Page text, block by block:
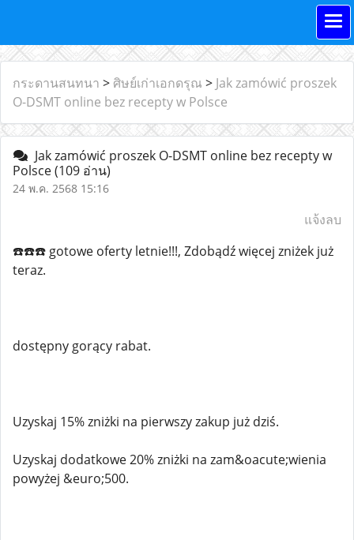
กระดานสนทนา > ศิษย์เก่าเอกดรุณ > Jak zamówić proszek
O-DSMT online bez recepty w Polsce
Jak zamówić proszek O-DSMT online bez recepty w
Polsce(109 อ่าน)
24 พ.ค. 2568 15:16
แจ้งลบ
☎️☎️☎️ gotowe oferty letnie!!!, Zdobądź więcej zniżek już
teraz.
dostępny gorący rabat.
Uzyskaj 15% zniżki na pierwszy zakup już dziś.
Uzyskaj dodatkowe 20% zniżki na zam&oacute;wienia
powyżej &euro;500.